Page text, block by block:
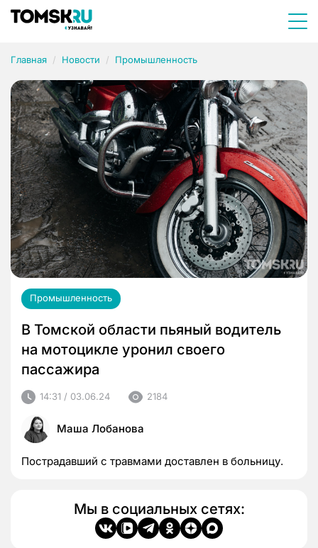
Главная Новости Промышленность
Промышленность
В Томской области пьяный водитель
на мотоцикле уронил своего
пассажира
14:31 / 03.06.24 2184
Маша Лобанова
Пострадавший с травмами доставлен в больницу.
Мы в социальных сетях: